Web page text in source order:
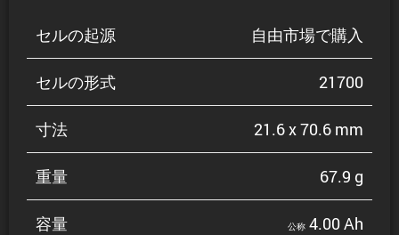
セルの起源 自由市場で購入
セルの形式 21700
寸法 21.6 x 70.6 mm
重量 67.9 g
容量 公称 4.00 Ah